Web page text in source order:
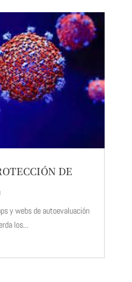
DE
y webs de autoevaluación
los...